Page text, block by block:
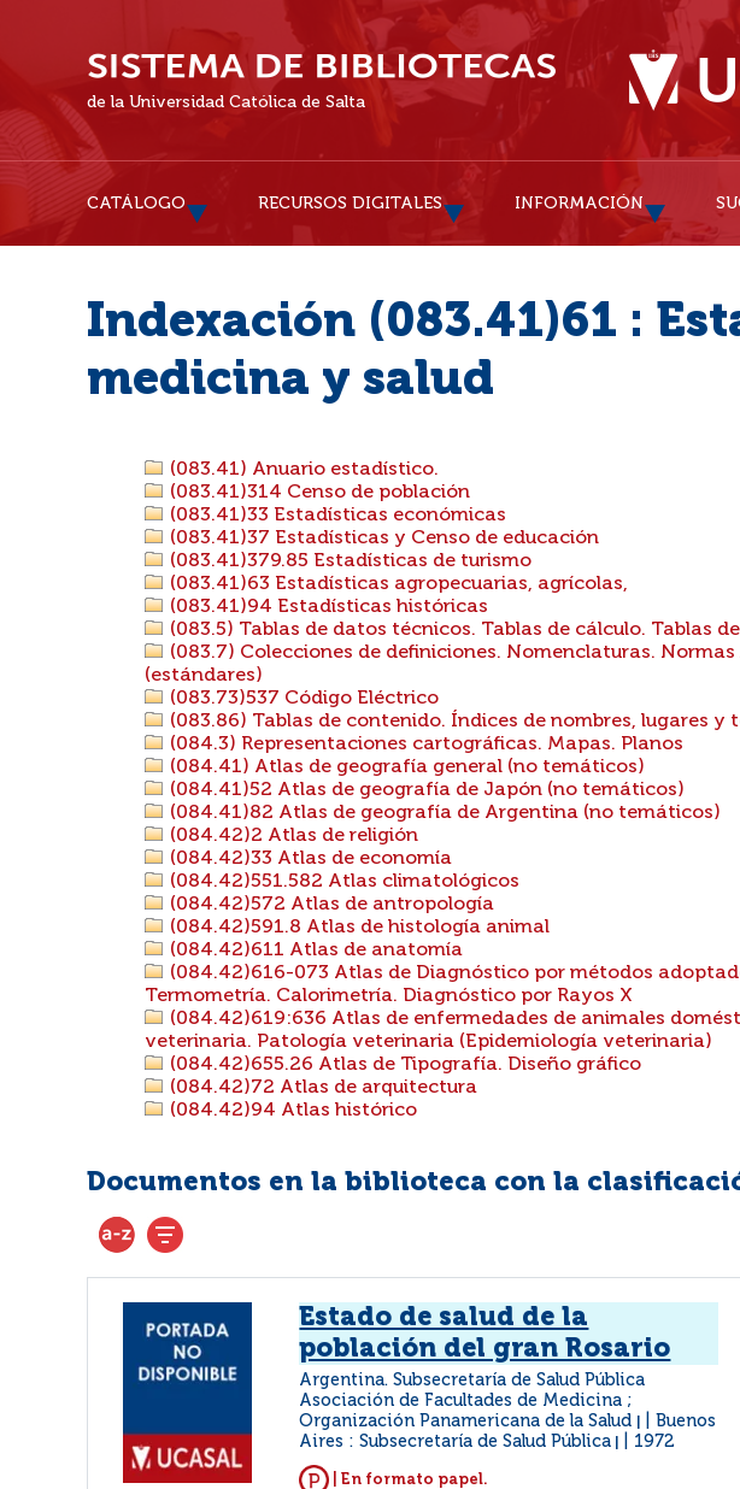
de la Universidad Católica de Salta
CATÁLOGO RECURSOS DIGITALES INFORMACIÓN
Indexación (083.41)61 :
medicina y salud
(083.41) Anuario estadístico.
(083.41)314 Censo de población
(083.41)33 Estadísticas económicas
(083.41)37 Estadísticas y Censo de educación
(083.41)379.85 Estadísticas de turismo
(083.41)63 Estadísticas agropecuarias, agrícolas,
(083.41)94 Estadísticas históricas
(083.5) Tablas de datos técnicos. Tablas de cálculo. Tablas
(083.7) Colecciones de definiciones. Nomenclaturas. Normas
(estándares)
(083.73)537 Código Eléctrico
(083.86) Tablas de contenido. Índices de nombres, lugares y
(084.3) Representaciones cartográficas. Mapas. Planos
(084.41) Atlas de geografía general (no temáticos)
(084.41)52 Atlas de geografía de Japón (no temáticos)
(084.41)82 Atlas de geografía de Argentina (no temáticos)
(084.42)2 Atlas de religión
(084.42)33 Atlas de economía
(084.42)551.582 Atlas climatológicos
(084.42)572 Atlas de antropología
(084.42)591.8 Atlas de histología animal
(084.42)611 Atlas de anatomía
(084.42)616-073 Atlas de Diagnóstico por métodos
Termometría. Calorimetría. Diagnóstico por Rayos X
(084.42)619:636 Atlas de enfermedades de animales
veterinaria. Patología veterinaria (Epidemiología veterinaria)
(084.42)655.26 Atlas de Tipografía. Diseño gráfico
(084.42)72 Atlas de arquitectura
(084.42)94 Atlas histórico
Documentos en la biblioteca con la
Estado de salud de la
población del gran Rosario
Argentina. Subsecretaría de Salud Pública
Asociación de Facultades de Medicina ;
Organización Panamericana de la Salud
Buenos
Aires : Subsecretaría de Salud Pública
1972
| En formato papel.